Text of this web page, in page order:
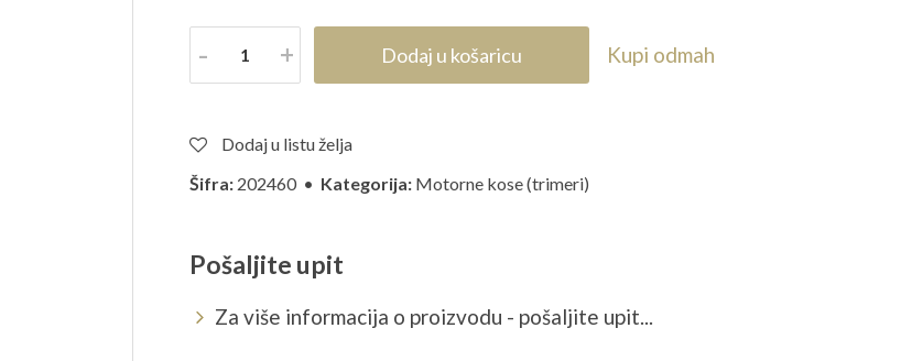
Količina Dodaj u košaricu Kupi odmah
Dodaj u listu želja
Šifra: 202460 • Kategorija: Motorne kose (trimeri)
Pošaljite upit
Za više informacija o proizvodu - pošaljite upit...